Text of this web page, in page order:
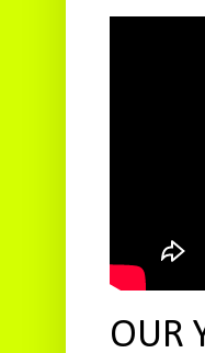
OUR